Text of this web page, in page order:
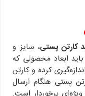
کارتن پستی، سایز و
ابعاد محصولی که
کرده و کارتن
پستی هنگام ارسال